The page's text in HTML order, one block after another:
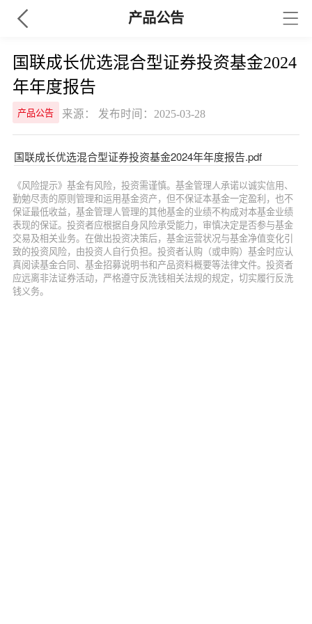
产品公告
国联成长优选混合型证券投资基金2024
年年度报告
产品公告 来源： 发布时间：2025-03-28
国联成长优选混合型证券投资基金2024年年度报告.pdf
《风险提示》基金有风险，投资需谨慎。基金管理人承诺以诚实信用、
勤勉尽责的原则管理和运用基金资产，但不保证本基金一定盈利，也不
保证最低收益，基金管理人管理的其他基金的业绩不构成对本基金业绩
表现的保证。投资者应根据自身风险承受能力，审慎决定是否参与基金
交易及相关业务。在做出投资决策后，基金运营状况与基金净值变化引
致的投资风险，由投资人自行负担。投资者认购（或申购）基金时应认
真阅读基金合同、基金招募说明书和产品资料概要等法律文件。投资者
应远离非法证券活动，严格遵守反洗钱相关法规的规定，切实履行反洗
钱义务。